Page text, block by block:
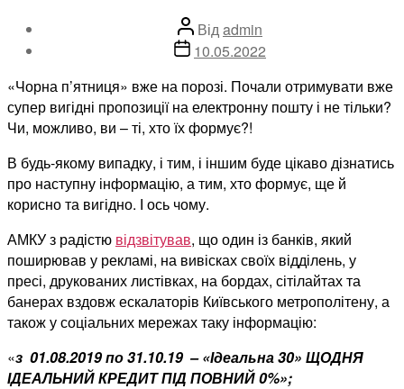
Автор
запису
Відadmin
Дата10.05.2022
«Чорна п’ятниця» вже на порозі. Почали отримувати вже
супер вигідні пропозиції на електронну пошту і не тільки?
Чи, можливо, ви – ті, хто їх формує?!
В будь-якому випадку, і тим, і іншим буде цікаво дізнатись
про наступну інформацію, а тим, хто формує, ще й
корисно та вигідно. І ось чому.
АМКУ з радістю відзвітував, що один із банків, який
поширював у рекламі, на вивісках своїх відділень, у
пресі, друкованих листівках, на бордах, сітілайтах та
банерах вздовж ескалаторів Київського метрополітену, а
також у соціальних мережах таку інформацію:
«з 01.08.2019 по 31.10.19 – «Ідеальна 30» ЩОДНЯ
ІДЕАЛЬНИЙ КРЕДИТ ПІД ПОВНИЙ 0%»;